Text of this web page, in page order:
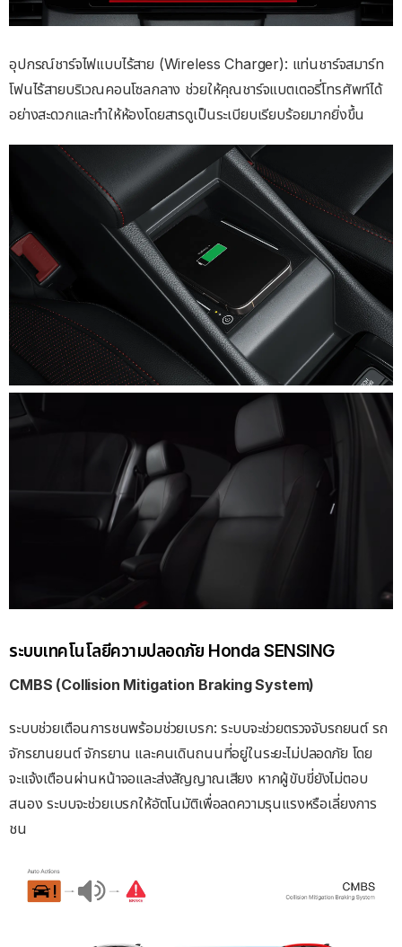
อุปกรณ์ชาร์จไฟแบบไร้สาย (Wireless Charger): แท่นชาร์จสมาร์ท
โฟนไร้สายบริเวณคอนโซลกลาง ช่วยให้คุณชาร์จแบตเตอรี่โทรศัพท์ได้
อย่างสะดวกและทำให้ห้องโดยสารดูเป็นระเบียบเรียบร้อยมากยิ่งขึ้น
ระบบเทคโนโลยีความปลอดภัย Honda SENSING
CMBS (Collision Mitigation Braking System)
ระบบช่วยเตือนการชนพร้อมช่วยเบรก: ระบบจะช่วยตรวจจับรถยนต์ รถ
จักรยานยนต์ จักรยาน และคนเดินถนนที่อยู่ในระยะไม่ปลอดภัย โดย
จะแจ้งเตือนผ่านหน้าจอและส่งสัญญาณเสียง หากผู้ขับขี่ยังไม่ตอบ
สนอง ระบบจะช่วยเบรกให้อัตโนมัติเพื่อลดความรุนแรงหรือเลี่ยงการ
ชน